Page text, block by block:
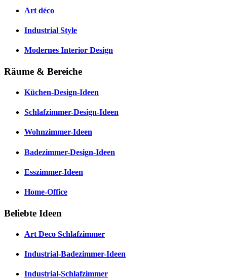
Art déco
Industrial Style
Modernes Interior Design
Räume & Bereiche
Küchen-Design-Ideen
Schlafzimmer-Design-Ideen
Wohnzimmer-Ideen
Badezimmer-Design-Ideen
Esszimmer-Ideen
Home-Office
Beliebte Ideen
Art Deco Schlafzimmer
Industrial-Badezimmer-Ideen
Industrial-Schlafzimmer